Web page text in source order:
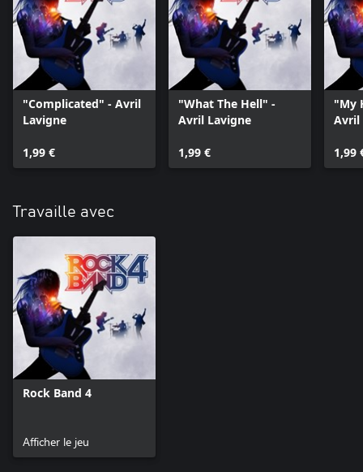
"Complicated" - Avril
Lavigne
1,99 €
"What The Hell" -
Avril Lavigne
1,99 €
"My
Avril
1,99
Travaille avec
Rock Band 4
Afficher le jeu